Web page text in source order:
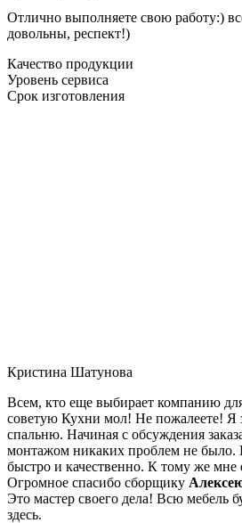
Отлично выполняете свою работу:)
довольны, респект!)
Качество продукции
Уровень сервиса
Срок изготовления
Кристина Шатунова
Всем, кто еще выбирает компанию
советую Кухни мол! Не пожалеете! Я
спальню. Начиная с обсуждения
монтажом никаких проблем не было.
быстро и качественно. К тому же мне
Огромное спасибо сборщику
Это мастер своего дела! Всю мебель
здесь.